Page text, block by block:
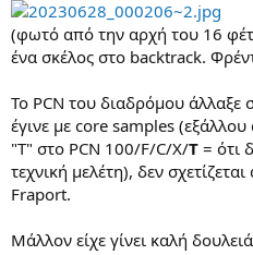
(φωτό από την αρχή του 16
ένα σκέλος στο backtrack.
Το PCN του διαδρόμου άλλαξε
έγινε με core samples (εξάλλου
"Τ" στο PCN 100/F/C/X/T = ότι
τεχνική μελέτη), δεν
Fraport.
Μάλλον είχε γίνει καλή